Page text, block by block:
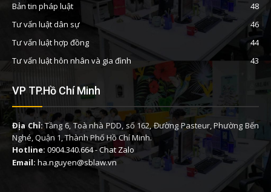
Bản tin pháp luật
48
Tư vấn luật dân sự
46
Tư vấn luật hợp đồng
44
Tư vấn luật hôn nhân và gia đình
43
VP TP.Hồ Chí Minh
Địa Chỉ:Tầng 6, Toà nhà PDD, số 162, Đường Pasteur, Phường Bến
Nghé, Quận 1, Thành Phố Hồ Chí Minh.
Hotline: 0904.340.664-Chat Zalo
Email: ha.nguyen@sblaw.vn